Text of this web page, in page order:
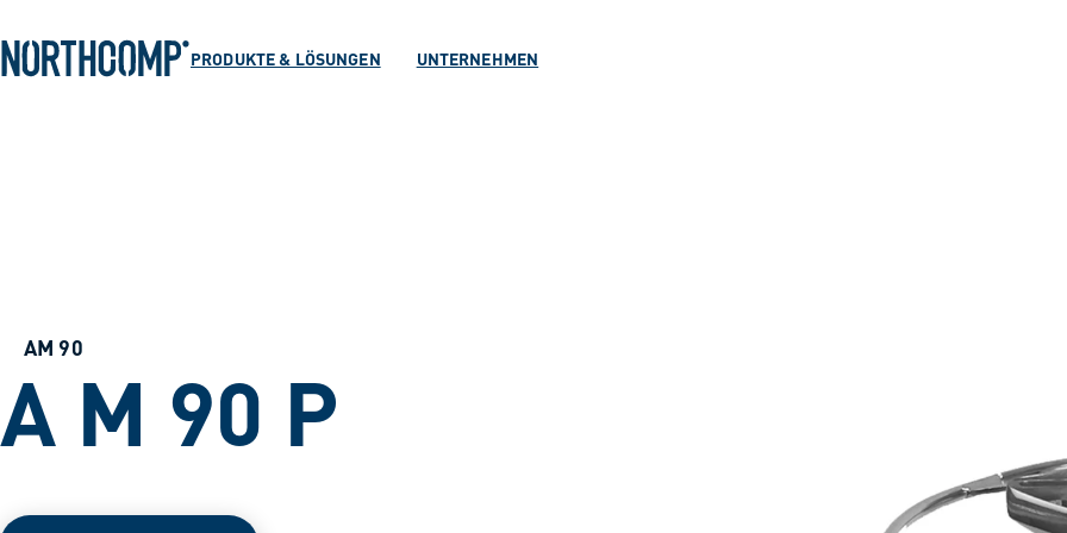
Zur Navigation springen
PRODUKTE & LÖSUNGEN UNTERNEHMEN
AM 90
A M 90 P